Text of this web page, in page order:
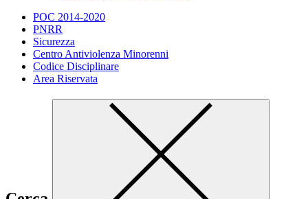
POC 2014-2020
PNRR
Sicurezza
Centro Antiviolenza Minorenni
Codice Disciplinare
Area Riservata